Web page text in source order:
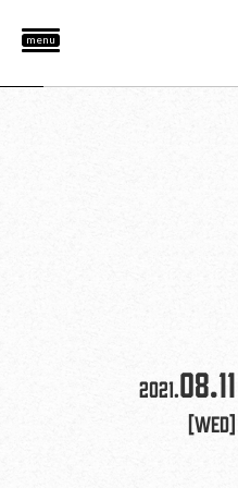
menu
2021.08.11
[Wed]